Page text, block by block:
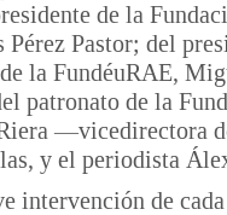
de la
Pastor; del
la FundéuRAE,
patronato de la
—vicedirectora
y el periodista
intervención de